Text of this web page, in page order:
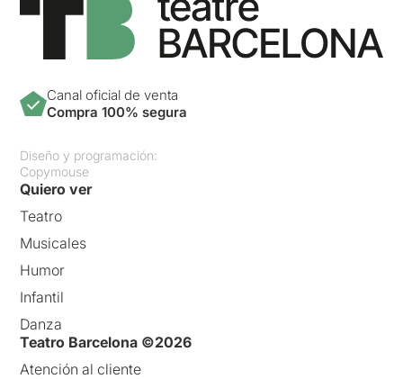
Canal oficial de venta
Compra 100% segura
Diseño y programación:
Copymouse
Quiero ver
Teatro
Musicales
Humor
Infantil
Danza
Teatro Barcelona ©2026
Atención al cliente